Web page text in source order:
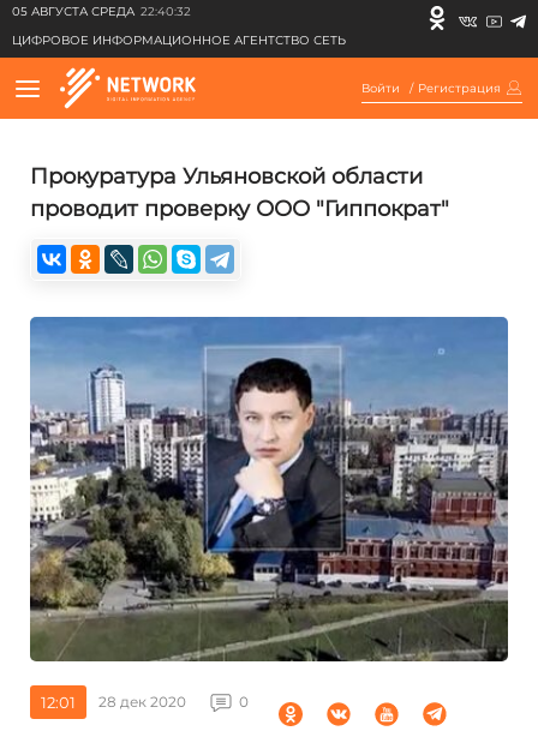
05 АВГУСТА СРЕДА 22:40:32
ЦИФРОВОЕ ИНФОРМАЦИОННОЕ АГЕНТСТВО СЕТЬ
Войти / Регистрация
Прокуратура Ульяновской области
проводит проверку ООО "Гиппократ"
12:01 28 дек 2020 0